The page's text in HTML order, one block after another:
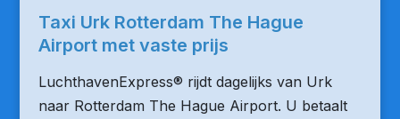
Taxi Urk Rotterdam The Hague
Airport met vaste prijs
LuchthavenExpress® rijdt dagelijks van Urk
naar Rotterdam The Hague Airport. U betaalt